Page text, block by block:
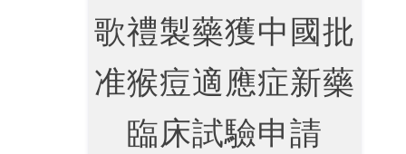
歌禮製藥獲中國批
准猴痘適應症新藥
臨床試驗申請